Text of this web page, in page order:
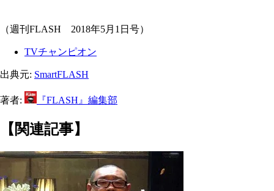
（週刊FLASH 2018年5月1日号）
TVチャンピオン
出典元: SmartFLASH
著者: 『FLASH』編集部
【関連記事】